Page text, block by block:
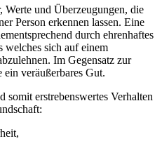
Werte und Überzeugungen, die
Person erkennen lassen. Eine
durch ehrenhaftes
welches sich auf einem
Im Gegensatz zur
veräußerbares Gut.
somit erstrebenswertes Verhalten